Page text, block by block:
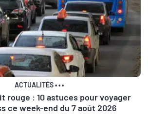
ACTUALITÉS•••
rouge : 10 astuces pour voyager
ce week-end du 7 août 2026